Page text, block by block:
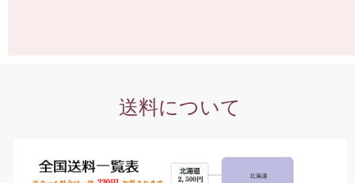
送料について